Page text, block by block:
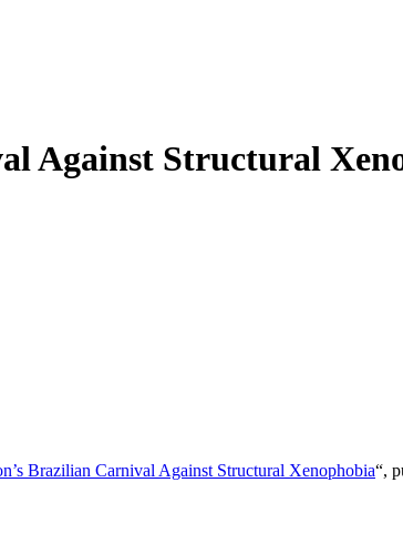
Against Structural
Brazilian Carnival Against Structural Xenophobia“,